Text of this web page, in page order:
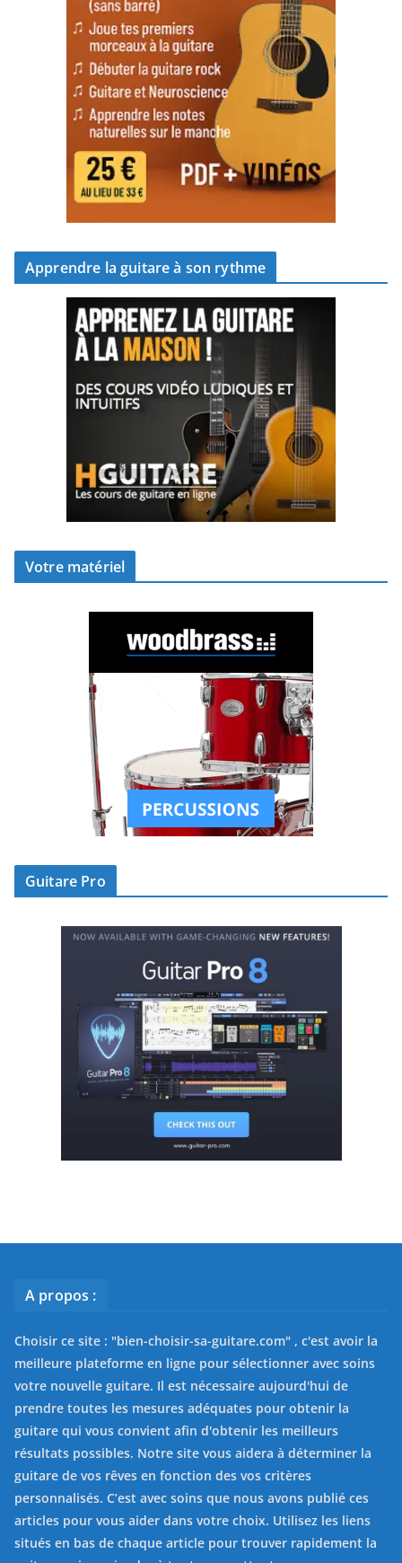
Apprendre la guitare à son rythme
Votre matériel
Guitare Pro
A propos :
Choisir ce site : "bien-choisir-sa-guitare.com" , c'est avoir la
meilleure plateforme en ligne pour sélectionner avec soins
votre nouvelle guitare. Il est nécessaire aujourd'hui de
prendre toutes les mesures adéquates pour obtenir la
guitare qui vous convient afin d'obtenir les meilleurs
résultats possibles. Notre site vous aidera à déterminer la
guitare de vos rêves en fonction des vos critères
personnalisés. C’est avec soins que nous avons publié ces
articles pour vous aider dans votre choix. Utilisez les liens
situés en bas de chaque article pour trouver rapidement la